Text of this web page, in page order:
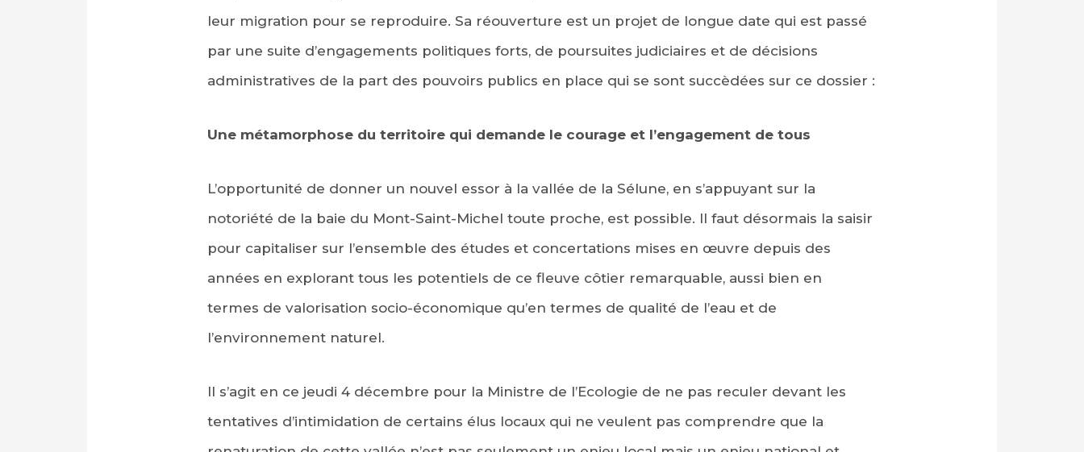
PARTAGER SUR LINKEDIN
IMPRIMER
leur migration pour se reproduire. Sa réouverture est un projet de longue date qui est passé
par une suite d’engagements politiques forts, de poursuites judiciaires et de décisions
administratives de la part des pouvoirs publics en place qui se sont succèdées sur ce dossier :
Une métamorphose du territoire qui demande le courage et l’engagement de tous
L’opportunité de donner un nouvel essor à la vallée de la Sélune, en s’appuyant sur la
notoriété de la baie du Mont-Saint-Michel toute proche, est possible. Il faut désormais la saisir
pour capitaliser sur l’ensemble des études et concertations mises en œuvre depuis des
années en explorant tous les potentiels de ce fleuve côtier remarquable, aussi bien en
termes de valorisation socio-économique qu’en termes de qualité de l’eau et de
l’environnement naturel.
Il s’agit en ce jeudi 4 décembre pour la Ministre de l’Ecologie de ne pas reculer devant les
tentatives d’intimidation de certains élus locaux qui ne veulent pas comprendre que la